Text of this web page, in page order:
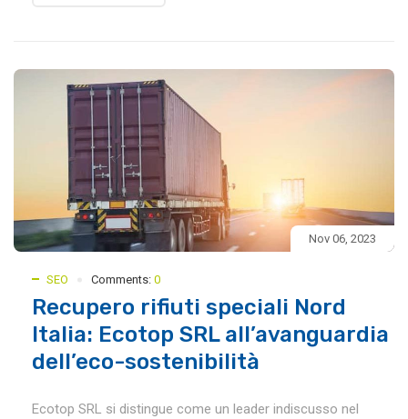
Nov 06, 2023
SEO Comments: 0
Recupero rifiuti speciali Nord
Italia: Ecotop SRL all’avanguardia
dell’eco-sostenibilità
Ecotop SRL si distingue come un leader indiscusso nel